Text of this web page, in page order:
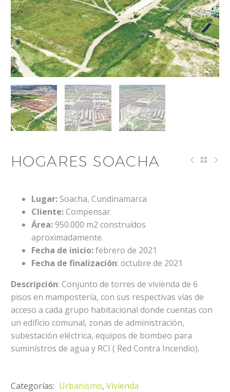
HOGARES SOACHA
Lugar: Soacha, Cundinamarca
Cliente:Compensar
Área:950.000 m2 construídos
aproximadamente.
Fecha de inicio:febrero de 2021
Fecha de finalización: octubre de 2021
Descripción: Conjunto de torres de vivienda de 6
pisos en mampostería, con sus respectivas vías de
acceso a cada grupo habitacional donde cuentas con
un edificio comunal, zonas de administración,
subestación eléctrica, equipos de bombeo para
suministros de agua y RCI ( Red Contra Incendio).
Categorías: Urbanismo, Vivienda